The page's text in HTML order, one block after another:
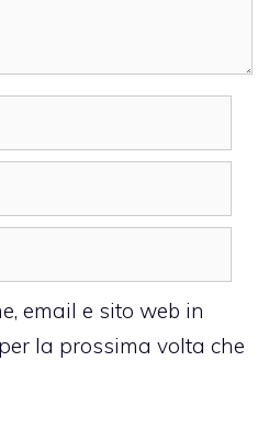
email e sito web in
la prossima volta che